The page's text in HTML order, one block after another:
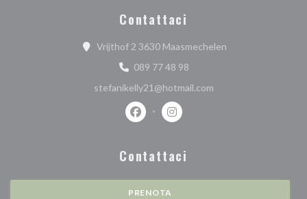
Contattaci
Vrijthof 2 3630 Maasmechelen((apre una nuova
089 77 48 98
stefanikelly21@hotmail.com
Facebook ((apre una nuova finestra))
Instagram ((apre una nuova
Contattaci
PRENOTA